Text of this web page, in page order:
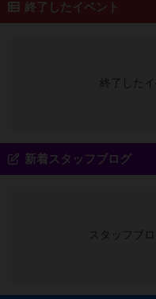
終了したイベント
終了した
新着スタッフブログ
スタッフブ